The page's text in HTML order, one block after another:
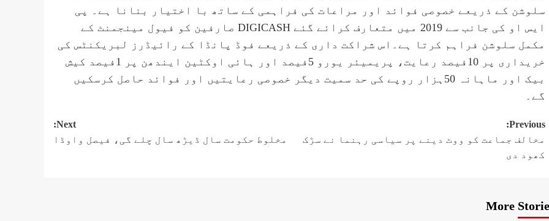
سلوشن کے ذریعے خصوصی فوائد اور مراعات کی فراہمی کے ساتھ با اختیار بنانا ہے۔ پی
ایس او کی جانب سے 2019 میں متعارف کرائے گئے DIGICASH صارفین کو فیول مینجمنٹ کے
مکمل سلوشن فراہم کرتا ہے۔اس شراکت داری کے ذریعے فوڈ پانڈا کے رائیڈرز لبریکنٹس کی
خریداری پر 10فیصد رعایت، پریمیئر یورو 5فیصد اور ہائی اوکٹین ایندھن پر 1فیصد کیش
بیک اور ماہانہ 50ہزار روپے کی حد سمیت دیگر خصوصی رعایتیں اور فوائد حاصل کرسکیں
گے۔
Post
navigation
Previous:
مخالف جماعت کو ووٹ دینے پر سیاسی رہنما نے سڑک
کھود دی
Next:
مخلوط حکومت سال ڈیڑھ سال چلے گی، فیصل واوڈا
More